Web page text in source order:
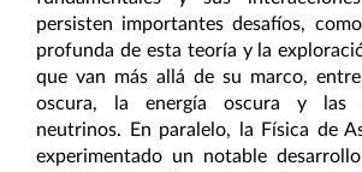
persisten importantes desafíos,
profunda de esta teoría y la
que van más allá de su marco,
oscura, la energía oscura y las
neutrinos. En paralelo, la Física de
experimentado un notable